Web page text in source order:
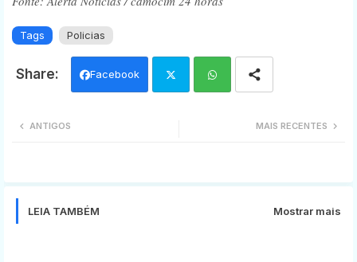
Tags Policias
Facebook
MAIS RECENTES
ANTIGOS
LEIA TAMBÉM Mostrar mais